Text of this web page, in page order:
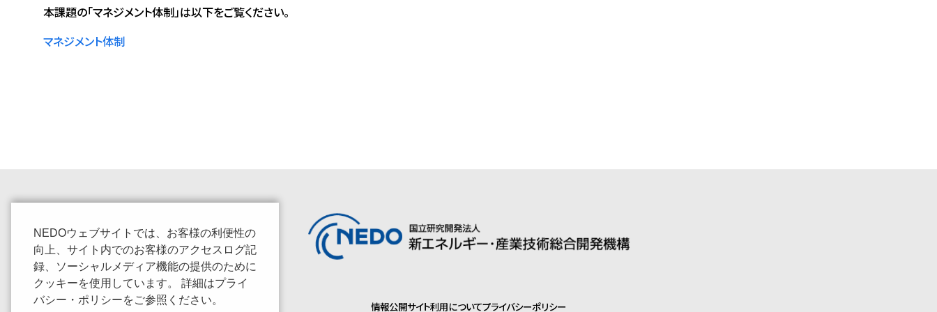
本課題の「マネジメント体制」は以下をご覧ください。
マネジメント体制
情報公開サイト利用についてプライバシーポリシー
NEDOウェブサイトでは、お客様の利便性の
向上、サイト内でのお客様のアクセスログ記
録、ソーシャルメディア機能の提供のために
クッキーを使用しています。 詳細はプライ
バシー・ポリシーをご参照ください。